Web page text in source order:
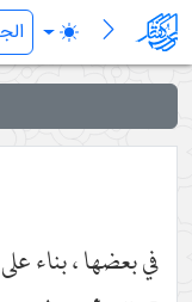
فرائد
في بعضها ، بناء